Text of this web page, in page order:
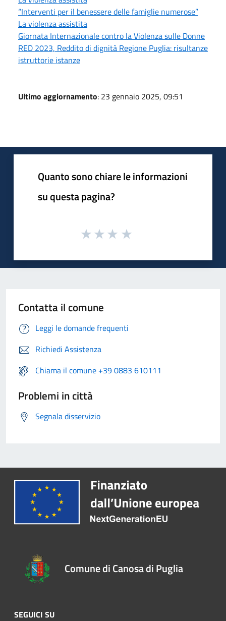
“Interventi per il benessere delle famiglie numerose”
La violenza assistita
Giornata Internazionale contro la Violenza sulle Donne
RED 2023, Reddito di dignità Regione Puglia: risultanze
istruttorie istanze
Ultimo aggiornamento: 23 gennaio 2025, 09:51
Quanto sono chiare le informazioni
su questa pagina?
Contatta il comune
Leggi le domande frequenti
Richiedi Assistenza
Chiama il comune +39 0883 610111
Problemi in città
Segnala disservizio
Comune di Canosa di Puglia
SEGUICI SU